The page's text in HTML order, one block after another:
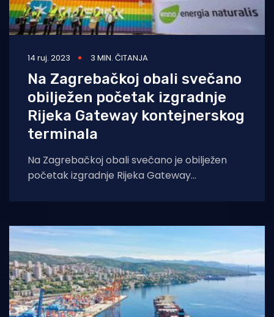
14 ruj. 2023 3 MIN. ČITANJA
Na Zagrebačkoj obali svečano
obilježen početak izgradnje
Rijeka Gateway kontejnerskog
terminala
Na Zagrebačkoj obali svečano je obilježen
početak izgradnje Rijeka Gateway
najsuvremeniji u ovom dijelu Europe